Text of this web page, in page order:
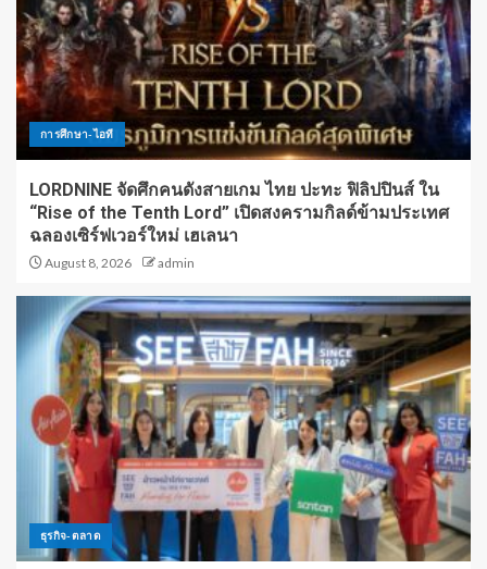
การศึกษา-ไอที
LORDNINE จัดศึกคนดังสายเกม ไทย ปะทะ ฟิลิปปินส์ ใน
“Rise of the Tenth Lord” เปิดสงครามกิลด์ข้ามประเทศ
ฉลองเซิร์ฟเวอร์ใหม่ เฮเลนา
August 8, 2026 admin
ธุรกิจ-ตลาด